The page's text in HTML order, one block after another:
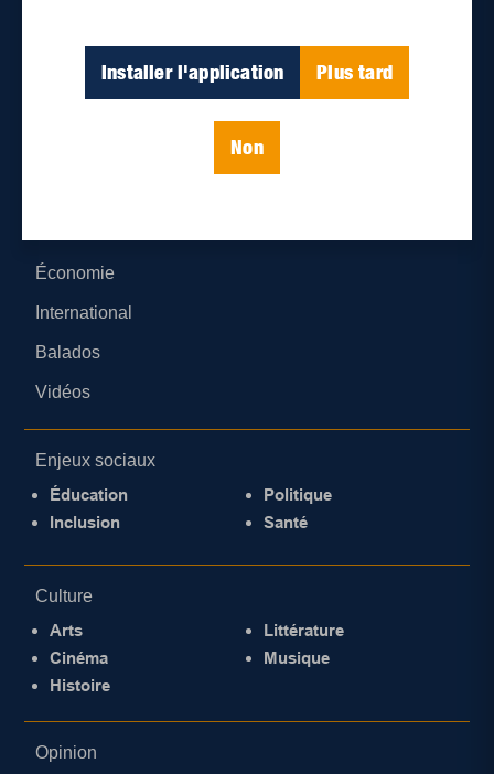
Installer l'application Plus tard
Non
Économie
International
Balados
Vidéos
Enjeux sociaux
Éducation
Inclusion
Politique
Santé
Culture
Arts
Cinéma
Histoire
Littérature
Musique
Opinion